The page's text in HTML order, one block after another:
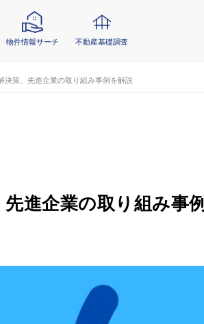
物件情報サーチ 不動産基礎調査
決策、先進企業の取り組み事例を解説
進企業の取り組み事例